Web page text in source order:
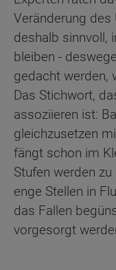
Veränderung
deshalb sinnvoll,
bleiben -
gedacht werden,
Das Stichwort,
assoziieren ist:
gleichzusetzen
fängt schon im
Stufen werden
enge Stellen in
das Fallen
vorgesorgt